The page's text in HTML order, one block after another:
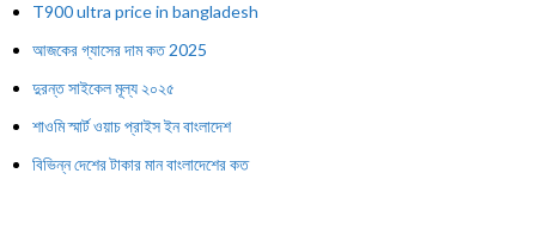
T900 ultra price in bangladesh
আজকের গ্যাসের দাম কত 2025
দুরন্ত সাইকেল মূল্য ২০২৫
শাওমি স্মার্ট ওয়াচ প্রাইস ইন বাংলাদেশ
বিভিন্ন দেশের টাকার মান বাংলাদেশের কত